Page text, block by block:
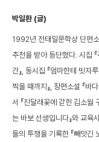
박일환 (글)
1992년 전태일문학상 단편
추천을 받아 등단했다. 시집 『
간』, 동시집 『엄마한테 빗자
찍을 때까지』, 장편소설 『
서 『진달래꽃에 갇힌 김소월
는 바보 선생입니다』와 교육
들의 투쟁을 기록한 『빼앗긴